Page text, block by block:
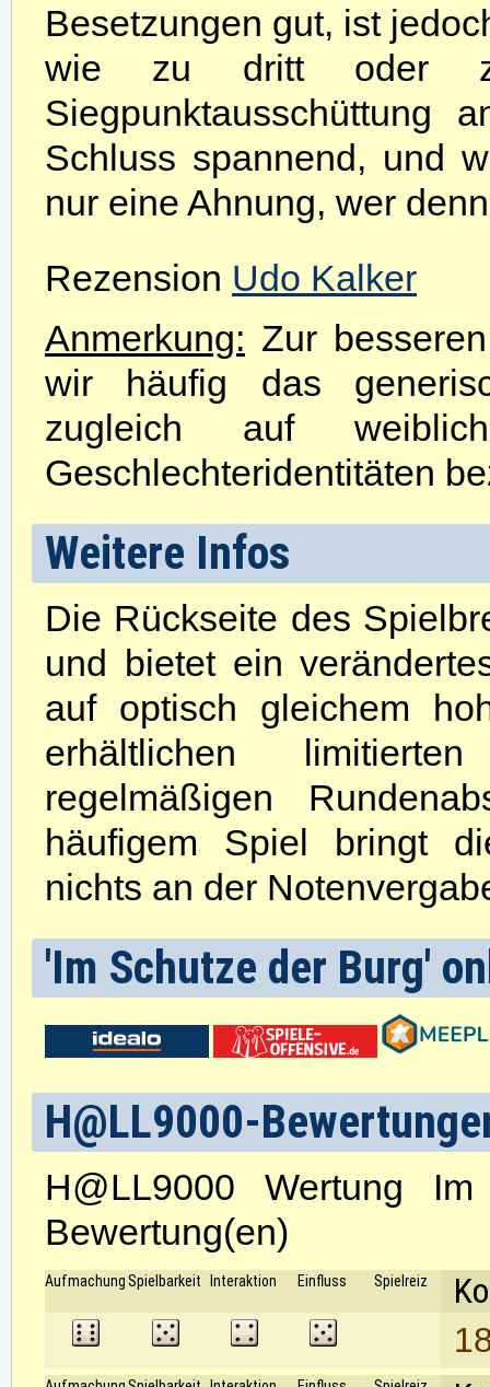
Besetzungen gut, ist
wie zu dritt oder
Siegpunktausschüttung
Schluss spannend, und
nur eine Ahnung, wer
Rezension Udo Kalker
Anmerkung: Zur
wir häufig das
zugleich auf
Geschlechteridentitäten
Weitere Infos
Die Rückseite des
und bietet ein
auf optisch gleichem
erhältlichen
regelmäßigen
häufigem Spiel bringt
nichts an der
'Im Schutze der Burg'
H@LL9000-
H@LL9000 Wertung
Bewertung(en)
Aufmachung Spielbarkeit Interaktion Einfluss Spielreiz